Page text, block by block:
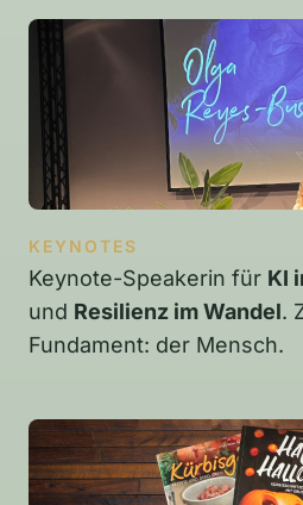
KEYNOTES
Keynote-Speakerin für KI
und Resilienz im Wandel.
Fundament: der Mensch.